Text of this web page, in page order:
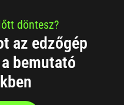
döntesz?
az edzőgép
bemutató